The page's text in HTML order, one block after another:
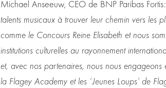
Michael Anseeuw, CEO de BNP Paribas Fortis:
talents musicaux à trouver leur chemin vers les
comme le Concours Reine Elisabeth et nous
institutions culturelles au rayonnement
et, avec nos partenaires, nous nous
la Flagey Academy et les ‘Jeunes Loups’ de